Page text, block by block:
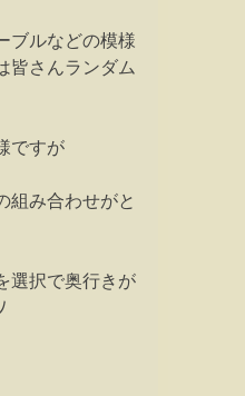
ブルなどの模様
皆さんランダム
ですが
組み合わせがと
選択で奥行きが